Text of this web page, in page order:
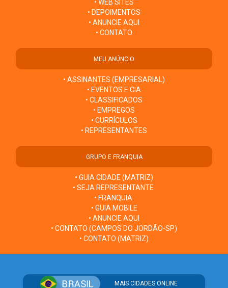
• WEB SITES
• DEPOIMENTOS
• ANUNCIE AQUI
• CONTATO
MEU ANÚNCIO
• ASSINANTES (EMPRESARIAL)
• EVENTOS E CIA
• CLASSIFICADOS
• EMPREGOS
• CURRÍCULOS
• REPRESENTANTES
GRUPO E FRANQUIA
• GUIA CIDADE (MATRIZ)
• SEJA REPRESENTANTE
• FRANQUIA
• GUIA MOBILE
• ANUNCIE AQUI
• CONTATO (CAMPOS DO JORDÃO-SP)
• CONTATO (MATRIZ)
MAIS CIDADES ONLINE